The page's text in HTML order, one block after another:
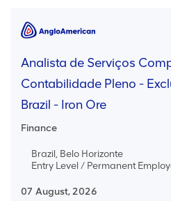
Analista de Serviços
Contabilidade Pleno -
Brazil - Iron Ore
Finance
Brazil, Belo Horizonte
Entry Level / Permanent
07 August, 2026